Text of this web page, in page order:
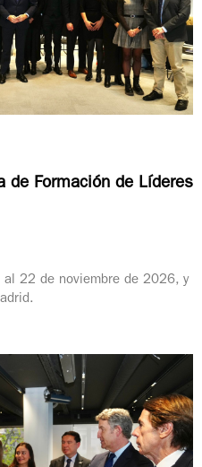
de Formación de Líderes
22 de noviembre de 2026, y